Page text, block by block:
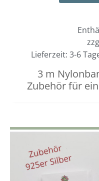
Lieferzeit: 3-6
3 m
Zubehör für